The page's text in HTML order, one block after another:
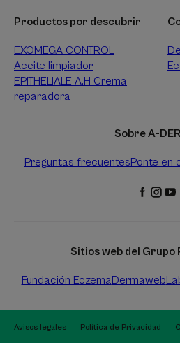
Productos por descubrir
EXOMEGA CONTROL
Aceite limpiador
EPITHELIALE A.H Crema
reparadora
Sobre A-
Preguntas frecuentesPonte en
Sitios web del Grupo
Fundación EczemaDermaweb
Avisos legales Política de Privacidad